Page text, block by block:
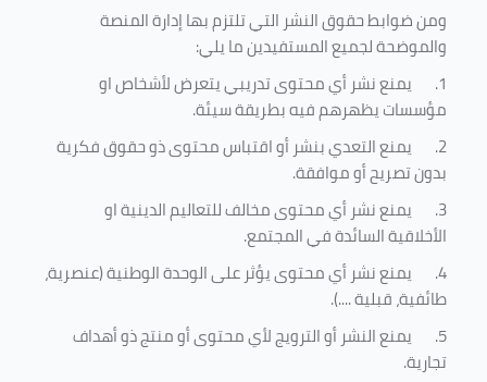
ومن ضوابط حقوق النشر التي تلتزم بها إدارة المنصة
والموضحة لجميع المستفيدين ما يلي:
1.
يمنع نشر أي محتوى تدريبي يتعرض لأشخاص او
مؤسسات يظهرهم فيه بطريقة سيئة.
2.
يمنع التعدي بنشر أو اقتباس محتوى ذو حقوق فكرية
بدون تصريح أو موافقة.
3.
يمنع نشر أي محتوى مخالف للتعاليم الدينية او
الأخلاقية السائدة في المجتمع.
4.
يمنع نشر أي محتوى يؤثر على الوحدة الوطنية (عنصرية،
طائفية، قبلية ....).
5.
يمنع النشر أو الترويج لأي محتوى أو منتج ذو أهداف
تجارية.